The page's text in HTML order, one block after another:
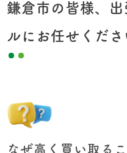
鎌倉市の皆様、
ルにお任せくださ
なぜ高く買い取る